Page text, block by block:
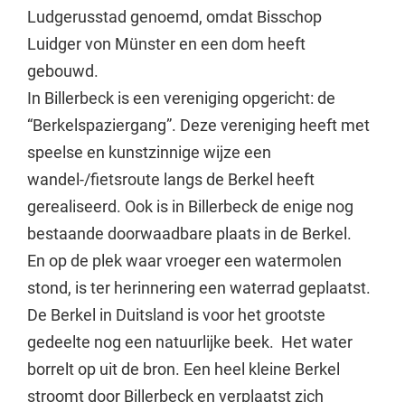
Ludgerusstad genoemd, omdat Bisschop
Luidger von Münster en een dom heeft
gebouwd.
In Billerbeck is een vereniging opgericht: de
“Berkelspaziergang”. Deze vereniging heeft met
speelse en kunstzinnige wijze een
wandel-/fietsroute langs de Berkel heeft
gerealiseerd. Ook is in Billerbeck de enige nog
bestaande doorwaadbare plaats in de Berkel.
En op de plek waar vroeger een watermolen
stond, is ter herinnering een waterrad geplaatst.
De Berkel in Duitsland is voor het grootste
gedeelte nog een natuurlijke beek. Het water
borrelt op uit de bron. Een heel kleine Berkel
stroomt door Billerbeck en verplaatst zich